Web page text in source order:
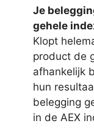
Je
gehele
Klopt
product de
afhankelijk
hun
belegging
in de AEX